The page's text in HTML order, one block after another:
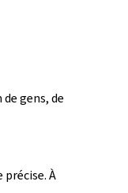
gens, de
À